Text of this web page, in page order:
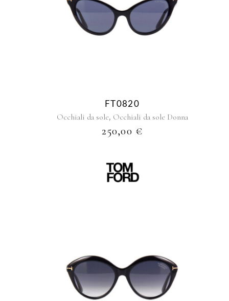
FT0820
Occhiali da sole, Occhiali da sole Donna
250,00 €